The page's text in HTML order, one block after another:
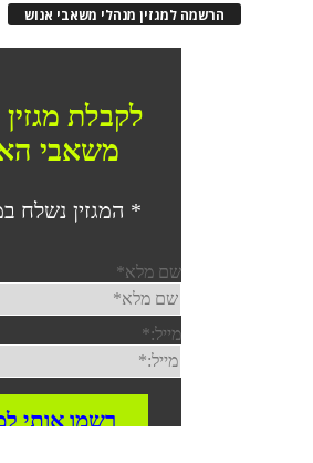
הרשמה למגזין מנהלי משאבי אנוש